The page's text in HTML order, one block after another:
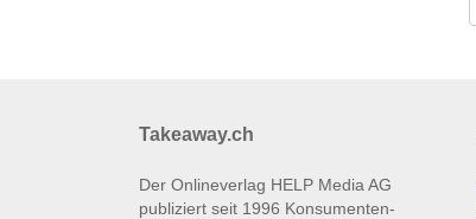
Takeaway.ch
Der Onlineverlag HELP Media AG
publiziert seit 1996 Konsumenten­